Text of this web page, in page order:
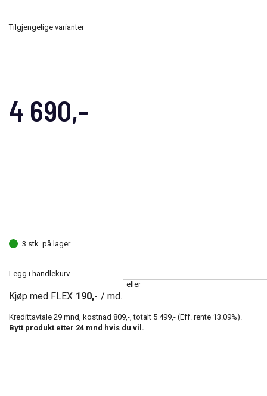
4 690,-
Tilgjengelige varianter
3 stk. på lager.
Legg i handlekurv
eller
Kjøp med FLEX 190,- / md.
Kredittavtale 29 mnd, kostnad 809,- , totalt 5 499,- (Eff. rente 13.09%).
Bytt produkt etter 24 mnd hvis du vil.